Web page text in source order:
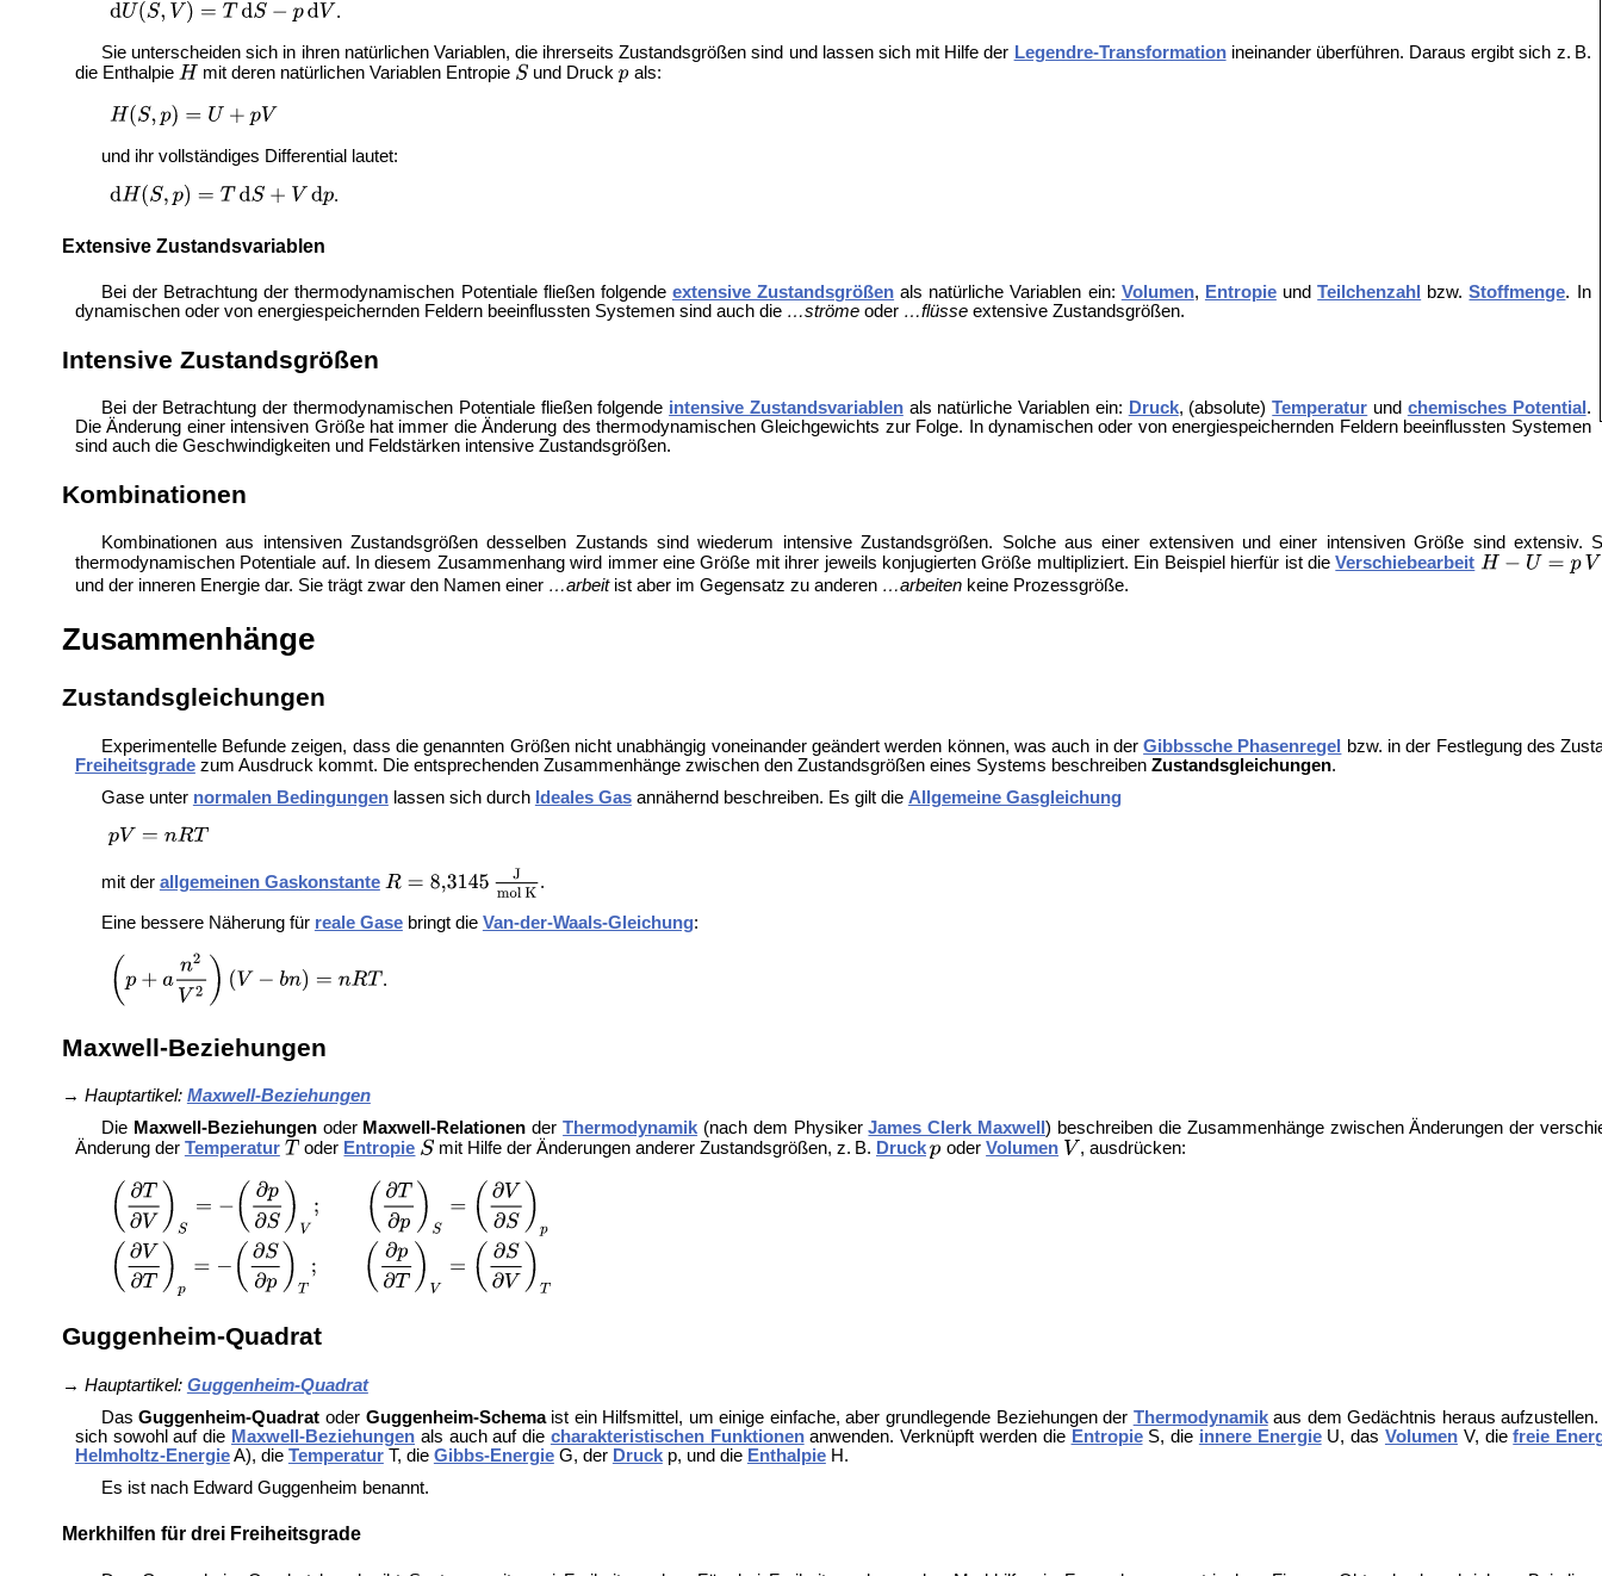
.
Sie unterscheiden sich in ihren natürlichen Variablen, die ihrerseits Zustandsgrößen sind und lassen sich mit Hilfe der Legendre-Transformationineinander überführen. Daraus ergibt sich z. B.
die Enthalpie
mit deren natürlichen Variablen Entropie und Druck als:
und ihr vollständiges Differential lautet:
.
Extensive Zustandsvariablen
Bei der Betrachtung der thermodynamischen Potentiale fließen folgende extensive Zustandsgrößen als natürliche Variablen ein: Volumen, EntropieundTeilchenzahl bzw.Stoffmenge. In
dynamischen oder von energiespeichernden Feldern beeinflussten Systemen sind auch die …strömeoder …flüsseextensive Zustandsgrößen.
Intensive Zustandsgrößen
Bei der Betrachtung der thermodynamischen Potentiale fließen folgende intensive Zustandsvariablenals natürliche Variablen ein: Druck, (absolute)Temperatur und chemisches Potential .
Die Änderung einer intensiven Größe hat immer die Änderung des thermodynamischen Gleichgewichts zur Folge. In dynamischen oder von energiespeichernden Feldern beeinflussten Systemen
sind auch die Geschwindigkeiten und Feldstärken intensive Zustandsgrößen.
Kombinationen
Kombinationen aus intensiven Zustandsgrößen desselben Zustands sind wiederum intensive Zustandsgrößen. Solche aus einer extensiven und einer intensiven Größe sind extensiv.
thermodynamischen Potentiale auf. In diesem Zusammenhang wird immer eine Größe mit ihrer jeweils konjugierten Größe multipliziert. Ein Beispiel hierfür ist dieVerschiebearbeit
und der inneren Energie dar. Sie trägt zwar den Namen einer …arbeitist aber im Gegensatz zu anderen …arbeitenkeine Prozessgröße.
Zusammenhänge
Zustandsgleichungen
Experimentelle Befunde zeigen, dass die genannten Größen nicht unabhängig voneinander geändert werden können, was auch in derGibbssche Phasenregel
bzw. in der Festlegung des
Freiheitsgradezum Ausdruck kommt. Die entsprechenden Zusammenhänge zwischen den Zustandsgrößen eines Systems beschreiben Zustandsgleichungen.
Gase unter normalen Bedingungenlassen sich durch Ideales Gasannähernd beschreiben. Es gilt die Allgemeine Gasgleichung
mit der allgemeinen Gaskonstante .
Eine bessere Näherung für reale Gasebringt die Van-der-Waals-Gleichung:
.
Maxwell-Beziehungen
→ Hauptartikel: Maxwell-Beziehungen
Die Maxwell-Beziehungenoder Maxwell-Relationen derThermodynamik (nach dem PhysikerJames Clerk Maxwell) beschreiben die Zusammenhänge zwischen Änderungen der
Änderung der Temperatur oder Entropie mit Hilfe der Änderungen anderer Zustandsgrößen, z. B. Druck oderVolumen , ausdrücken:
Guggenheim-Quadrat
→ Hauptartikel: Guggenheim-Quadrat
DasGuggenheim-Quadrat oder Guggenheim-Schemaist ein Hilfsmittel, um einige einfache, aber grundlegende Beziehungen der Thermodynamikaus dem Gedächtnis heraus
sich sowohl auf die Maxwell-Beziehungenals auch auf die charakteristischen Funktionenanwenden. Verknüpft werden die EntropieS, die innere EnergieU, das VolumenV, diefreie
Helmholtz-EnergieA), die TemperaturT, die Gibbs-EnergieG, der Druckp, und die EnthalpieH.
Es ist nach Edward Guggenheim benannt.
Merkhilfen für drei Freiheitsgrade